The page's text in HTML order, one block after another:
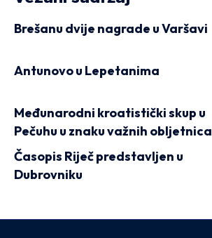
Brešanu dvije nagrade u Varšavi
Antunovo u Lepetanima
Međunarodni kroatistički skup u
Pečuhu u znaku važnih obljetnica
Časopis Riječ predstavljen u
Dubrovniku